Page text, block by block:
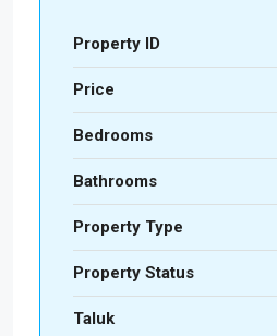
Property ID
Price
Bedrooms
Bathrooms
Property Type
Property Status
Taluk